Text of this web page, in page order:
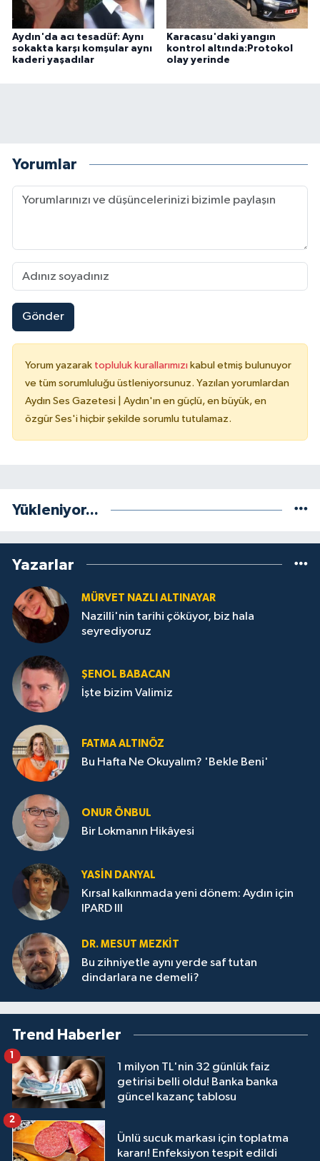
Aydın'da acı tesadüf: Aynı
sokakta karşı komşular aynı
kaderi yaşadılar
Karacasu'daki yangın
kontrol altında:Protokol
olay yerinde
Yorumlar
Gönder
Yorum yazarak topluluk kurallarımızı kabul etmiş bulunuyor
ve tüm sorumluluğu üstleniyorsunuz. Yazılan yorumlardan
Aydın Ses Gazetesi | Aydın'ın en güçlü, en büyük, en
özgür Ses'i hiçbir şekilde sorumlu tutulamaz.
Yükleniyor...
Yazarlar
MÜRVET NAZLI ALTINAYAR
Nazilli'nin tarihi çöküyor, biz hala
seyrediyoruz
ŞENOL BABACAN
İşte bizim Valimiz
FATMA ALTINÖZ
Bu Hafta Ne Okuyalım? 'Bekle Beni'
ONUR ÖNBUL
Bir Lokmanın Hikâyesi
YASIN DANYAL
Kırsal kalkınmada yeni dönem: Aydın için
IPARD III
DR. MESUT MEZKIT
Bu zihniyetle aynı yerde saf tutan
dindarlara ne demeli?
Trend Haberler
1 milyon TL'nin 32 günlük faiz
getirisi belli oldu! Banka banka
güncel kazanç tablosu
1
Ünlü sucuk markası için toplatma
kararı! Enfeksiyon tespit edildi
2